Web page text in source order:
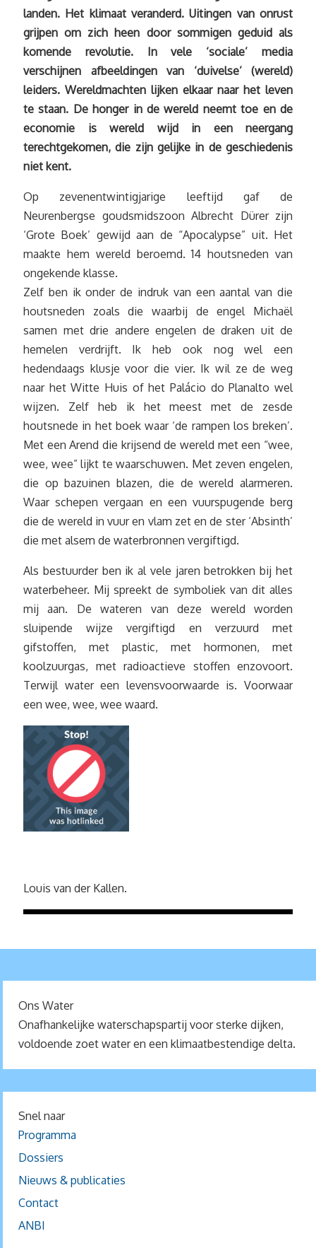
landen. Het klimaat veranderd. Uitingen van onrust
grijpen om zich heen door sommigen geduid als
komende revolutie. In vele ‘sociale’ media
verschijnen afbeeldingen van ‘duivelse’ (wereld)
leiders. Wereldmachten lijken elkaar naar het leven
te staan. De honger in de wereld neemt toe en de
economie is wereld wijd in een neergang
terechtgekomen, die zijn gelijke in de geschiedenis
niet kent.
Op zevenentwintigjarige leeftijd gaf de
Neurenbergse goudsmidszoon Albrecht Dürer zijn
‘Grote Boek’ gewijd aan de “Apocalypse” uit. Het
maakte hem wereld beroemd. 14 houtsneden van
ongekende klasse.
Zelf ben ik onder de indruk van een aantal van die
houtsneden zoals die waarbij de engel Michaël
samen met drie andere engelen de draken uit de
hemelen verdrijft. Ik heb ook nog wel een
hedendaags klusje voor die vier. Ik wil ze de weg
naar het Witte Huis of het Palácio do Planalto wel
wijzen. Zelf heb ik het meest met de zesde
houtsnede in het boek waar ‘de rampen los breken’.
Met een Arend die krijsend de wereld met een “wee,
wee, wee” lijkt te waarschuwen. Met zeven engelen,
die op bazuinen blazen, die de wereld alarmeren.
Waar schepen vergaan en een vuurspugende berg
die de wereld in vuur en vlam zet en de ster ‘Absinth’
die met alsem de waterbronnen vergiftigd.
Als bestuurder ben ik al vele jaren betrokken bij het
waterbeheer. Mij spreekt de symboliek van dit alles
mij aan. De wateren van deze wereld worden
sluipende wijze vergiftigd en verzuurd met
gifstoffen, met plastic, met hormonen, met
koolzuurgas, met radioactieve stoffen enzovoort.
Terwijl water een levensvoorwaarde is. Voorwaar
een wee, wee, wee waard.
Louis van der Kallen.
Ons Water
Onafhankelijke waterschapspartij voor sterke dijken,
voldoende zoet water en een klimaatbestendige delta.
Snel naar
Programma
Dossiers
Nieuws & publicaties
Contact
ANBI